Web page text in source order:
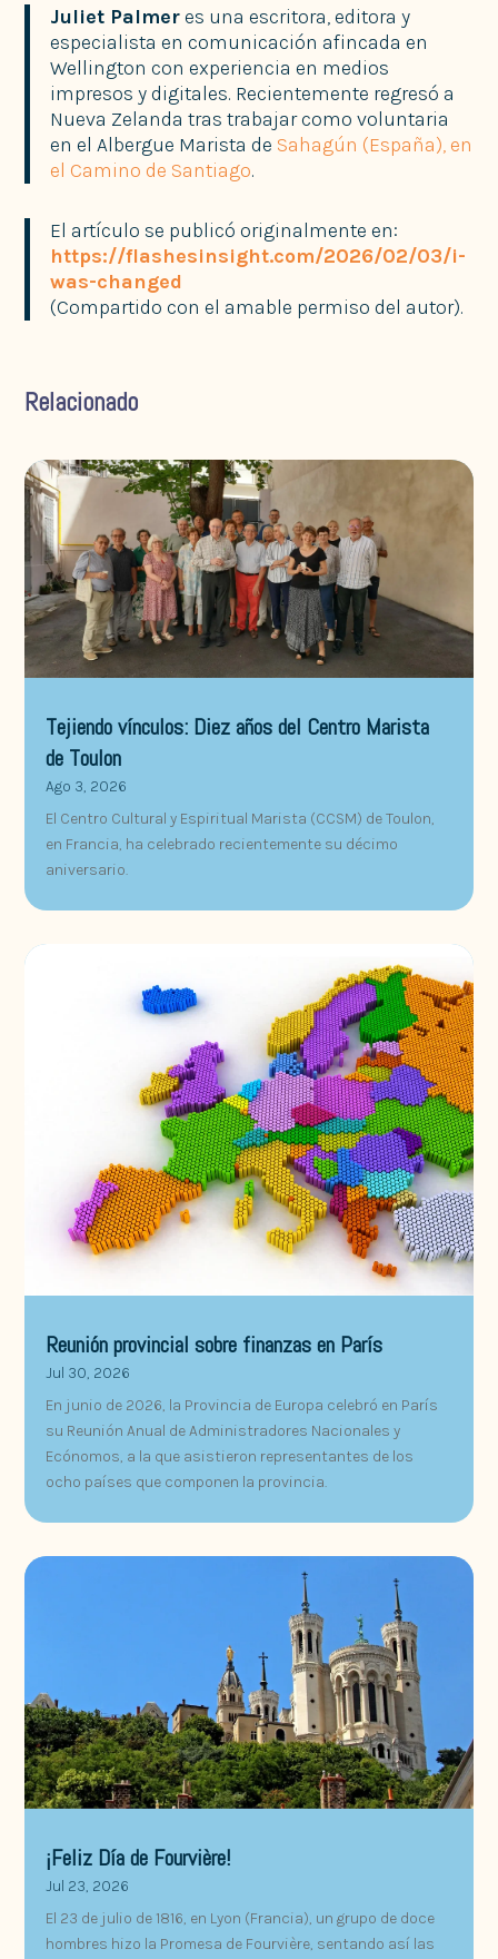
Juliet Palmeres una escritora, editora y
especialista en comunicación afincada en
Wellington con experiencia en medios
impresos y digitales. Recientemente regresó a
Nueva Zelanda tras trabajar como voluntaria
en el Albergue Marista de Sahagún (España), en
el Camino de Santiago.
El artículo se publicó originalmente en:
https://flashesinsight.com/2026/02/03/i-
was-changed
(Compartido con el amable permiso del autor).
Relacionado
Tejiendo vínculos: Diez años del Centro Marista
de Toulon
Ago 3, 2026
El Centro Cultural y Espiritual Marista (CCSM) de Toulon,
en Francia, ha celebrado recientemente su décimo
aniversario.
Reunión provincial sobre finanzas en París
Jul 30, 2026
En junio de 2026, la Provincia de Europa celebró en París
su Reunión Anual de Administradores Nacionales y
Ecónomos, a la que asistieron representantes de los
ocho países que componen la provincia.
¡Feliz Día de Fourvière!
Jul 23, 2026
El 23 de julio de 1816, en Lyon (Francia), un grupo de doce
hombres hizo la Promesa de Fourvière, sentando así las